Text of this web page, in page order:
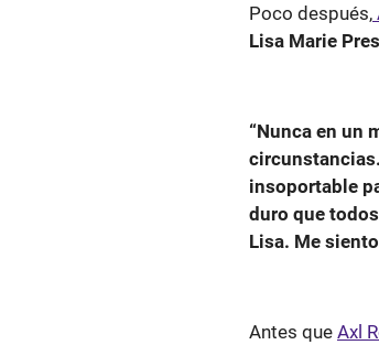
Poco después,
Lisa Marie
“Nunca en un
insoportable
duro que
Lisa. Me
Antes que Axl